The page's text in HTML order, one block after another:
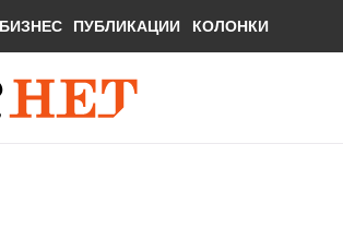
БИЗНЕС ПУБЛИКАЦИИ КОЛОНКИ